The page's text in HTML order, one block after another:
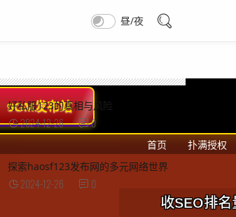
昼/夜
好私服123的真相与风险
2024-12-26 0
探索haosf123发布网的多元网络世界
2024-12-26 0